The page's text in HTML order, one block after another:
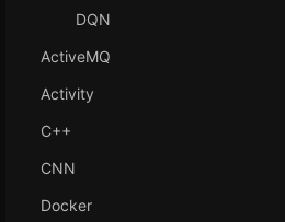
DQN
ActiveMQ
Activity
C++
CNN
Docker